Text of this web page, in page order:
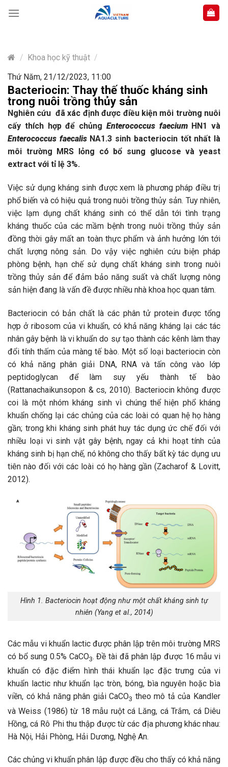
content
/ Khoa học kỹ thuật /
Thứ Năm, 21/12/2023, 11:00
Bacteriocin: Thay thế thuốc kháng sinh
trong nuôi trồng thủy sản
Nghiên cứu đã xác định được điều kiện môi trường nuôi
cấy thích hợp để chủng Enterococcus faeciumHN1 và
Enterococcus faecalisNA1.3 sinh bacteriocin tốt nhất là
môi trường MRS lỏng có bổ sung glucose và yeast
extract với tỉ lệ 3%.
Việc sử dụng kháng sinh được xem là phương pháp điều trị
phổ biến và có hiệu quả trong nuôi trồng thủy sản. Tuy nhiên,
việc lạm dụng chất kháng sinh có thể dẫn tới tình trạng
kháng thuốc của các mầm bệnh trong nuôi trồng thủy sản
đồng thời gây mất an toàn thực phẩm và ảnh hưởng lớn tới
chất lượng nông sản. Do vậy việc nghiên cứu biện pháp
phòng bệnh, hạn chế sử dụng chất kháng sinh trong nuôi
trồng thủy sản để đảm bảo năng suất và chất lượng nông
sản hiện đang là vấn đề được nhiều nhà khoa học quan tâm.
Bacteriocin có bản chất là các phân tử protein được tổng
hợp ở ribosom của vi khuẩn, có khả năng kháng lại các tác
nhân gây bệnh là vi khuẩn do sự tạo thành các kênh làm thay
đổi tính thấm của màng tế bào. Một số loại bacteriocin còn
có khả năng phân giải DNA, RNA và tấn công vào lớp
peptidoglycan để làm suy yếu thành tế bào
(Rattanachaikunsopon & cs, 2010). Bacteriocin không được
coi là một nhóm kháng sinh vì chúng thể hiện phổ kháng
khuẩn chống lại các chủng của các loài có quan hệ họ hàng
gần; trong khi kháng sinh phát huy tác dụng ức chế đối với
nhiều loại vi sinh vật gây bệnh, ngay cả khi hoạt tính của
kháng sinh bị hạn chế, nó không cho thấy bất kỳ tác dụng ưu
tiên nào đối với các loài có họ hàng gần (Zacharof & Lovitt,
2012).
Hình 1. Bacteriocin hoạt động như một chất kháng sinh tự
nhiên (Yang et al., 2014)
Các mẫu vi khuẩn lactic được phân lập trên môi trường MRS
có bổ sung 0.5% CaCO3. Đề tài đã phân lập được 16 mẫu vi
khuẩn có đặc điểm hình thái khuẩn lạc đặc trưng của vi
khuẩn lactic như khuẩn lạc tròn, bóng, bìa nguyên hoặc bìa
viền, có khả năng phân giải CaCO3 theo mô tả của Kandler
và Weiss (1986) từ 18 mẫu ruột cá Lăng, cá Trắm, cá Diêu
Hồng, cá Rô Phi thu thập được từ các địa phương khác nhau:
Hà Nội, Hải Phòng, Hải Dương, Nghệ An.
Các chủng vi khuẩn phân lập được đều cho thấy có khả năng